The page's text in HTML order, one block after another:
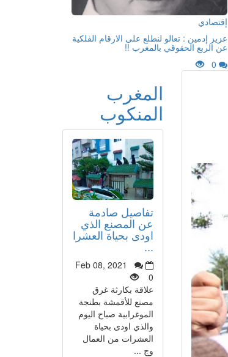
إقتصادي
عزيز إدمين : تعالو لنطلع على الارقام الفلكية
عن الربع الحقوقي بالمغرب !!
المغرب
المنكوب
تفاصيل صادمة
عن المصنع الذي
اودى بحياة العشرا
...
Feb 08, 2021
0
علاقة بكارثة غرق
مصنع للأقمشة بطنجة
الموغرابية صباح اليوم
والذي اودى بحياة
العشرات من العمال
وج ...